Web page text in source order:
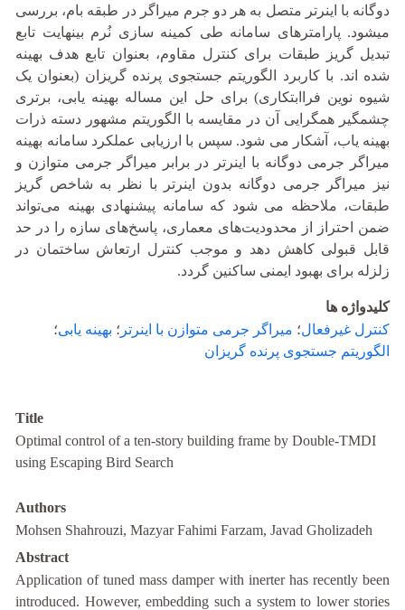
دوگانه با اینرتر متصل به هر دو جرم میراگر در طبقه بام، بررسی
میشود. پارامترهای سامانه طی کمینه سازی نُرم بینهایت تابع
تبدیل گریز طبقات برای کنترل مقاوم، بعنوان تابع هدف بهینه
شده اند. با کاربرد الگوریتم جستجوی پرنده گریزان (بعنوان یک
شیوه نوین فراابتکاری) برای حل این مساله بهینه یابی، برتری
چشمگیر همگرایی آن در مقایسه با الگوریتم مشهور دسته ذرات
بهینه یاب، آشکار می شود. سپس با ارزیابی عملکرد سامانه بهینه
میراگر جرمی دوگانه با اینرتر در برابر میراگر جرمی متوازن و
نیز میراگر جرمی دوگانه بدون اینرتر با نظر به شاخص گریز
طبقات، ملاحظه می شود که سامانه پیشنهادی بهینه می‌تواند
ضمن احتراز از محدودیت‌های معماری، پاسخ‌های سازه را در حد
قابل قبولی کاهش دهد و موجب کنترل ارتعاش ساختمان در
زلزله برای بهبود ایمنی ساکنین گردد.
کلیدواژه ها
کنترل غیرفعال؛ میراگر جرمی متوازن با اینرتر ؛ بهینه یابی؛
الگوریتم جستجوی پرنده گریزان‌
Title
Optimal control of a ten-story building frame by Double-TMDI
using Escaping Bird Search
Authors
Mohsen Shahrouzi, Mazyar Fahimi Farzam, Javad Gholizadeh
Abstract
Application of tuned mass damper with inerter has recently been
introduced. However, embedding such a system to lower stories